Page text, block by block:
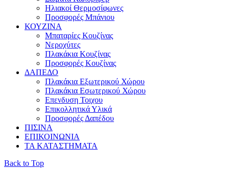
Ηλιακοί Θερμοσίφωνες
Προσφορές Μπάνιου
ΚΟΥΖΙΝΑ
Μπαταρίες Κουζίνας
Νεροχύτες
Πλακάκια Κουζίνας
Προσφορές Κουζίνας
ΔΑΠΕΔΟ
Πλακάκια Εξωτερικού Χώρου
Πλακάκια Εσωτερικού Χώρου
Επενδυση Τοιχου
Επικολλητικά Υλικά
Προσφορές Δαπέδου
ΠΙΣΙΝΑ
ΕΠΙΚΟΙΝΩΝΙΑ
ΤΑ ΚΑΤΑΣΤΗΜΑΤΑ
Back to Top